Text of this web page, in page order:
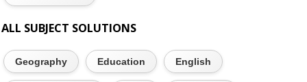
ALL SUBJECT SOLUTIONS
Geography Education English